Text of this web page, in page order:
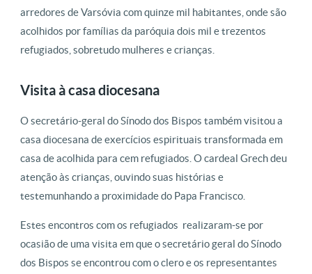
arredores de Varsóvia com quinze mil habitantes, onde são
acolhidos por famílias da paróquia dois mil e trezentos
refugiados, sobretudo mulheres e crianças.
Visita à casa diocesana
O secretário-geral do Sínodo dos Bispos também visitou a
casa diocesana de exercícios espirituais transformada em
casa de acolhida para cem refugiados. O cardeal Grech deu
atenção às crianças, ouvindo suas histórias e
testemunhando a proximidade do Papa Francisco.
Estes encontros com os refugiados realizaram-se por
ocasião de uma visita em que o secretário geral do Sínodo
dos Bispos se encontrou com o clero e os representantes